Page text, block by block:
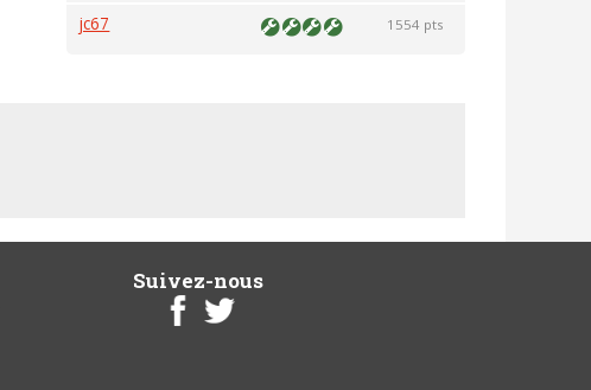
jc67 1554 pts
Suivez-nous